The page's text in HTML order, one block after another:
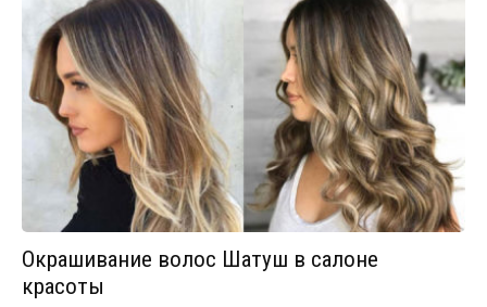
Окрашивание волос Шатуш в салоне
красоты